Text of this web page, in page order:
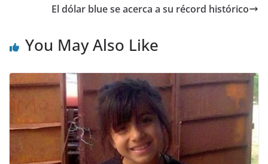
El dólar blue se acerca a su récord histórico
You May Also Like